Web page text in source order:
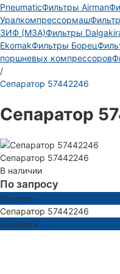
PneumaticФильтры Airman
Уралкомпрессормаш
ЗИФ (МЗА)Фильтры
EkomakФильтры Борец
поршневых компрессоров
/
Сепаратор 57442246
Сепаратор
Сепаратор 57442246
В наличии
По запросу
Заказать
Сепаратор 57442246
Заказать